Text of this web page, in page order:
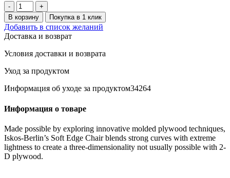
Количество
товара
MAMMUT
Табурет
детский,
д/
улицы/
В корзину Покупка в 1 клик
Добавить в список желаний
Доставка и возврат
Условия доставки и возврата
Уход за продуктом
Информация об уходе за продуктом34264
Информация о товаре
Made possible by exploring innovative molded plywood techniques,
Iskos-Berlin’s Soft Edge Chair blends strong curves with extreme
lightness to create a three-dimensionality not usually possible with 2-
D plywood.